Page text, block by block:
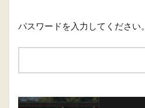
パスワードを入力してください。